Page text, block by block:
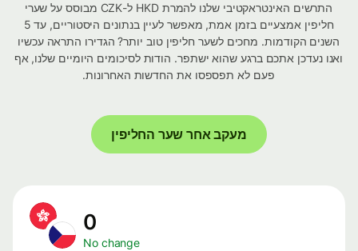
התרשים האינטראקטיבי שלנו להמרת HKD ל-CZK מבוסס על שערי
חליפין אמצעיים בזמן אמת, מאפשר לעיין בנתונים היסטוריים, עד 5
השנים הקודמות. מחכים לשער חליפין טוב יותר? הגדירו התראה עכשיו
ואנו נעדכן אתכם ברגע שהוא ישתפר. הודות לסיכומים היומיים שלנו, אף
פעם לא תפספסו את החדשות האחרונות.
מעקב אחר שער החליפין
No change